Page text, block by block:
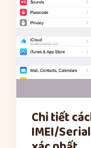
Chi tiết
IMEI/